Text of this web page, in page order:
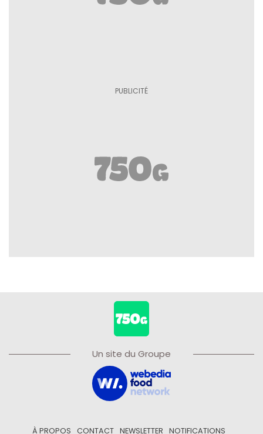
Un site du Groupe
À PROPOS CONTACT NEWSLETTER NOTIFICATIONS